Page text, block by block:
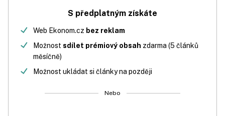
S předplatným získáte
Web Ekonom.cz bez reklam
Možnost sdílet prémiový obsah zdarma (5 článků
měsíčně)
Možnost ukládat si články na později
Nebo